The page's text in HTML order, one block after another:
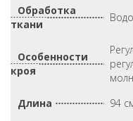
Обработка
ткани
Особенности
кроя
Длина
94